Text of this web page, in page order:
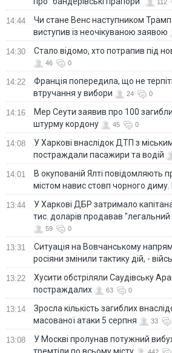
112
14:44
Чи стане Венс наступником
виступив із неочікуваною заявою
14:30 Стало відомо, хто потрапив під
46 0
14:22
Франція попередила, що не
втручання у вибори
24 0
14:16
Мер Сеути заявив про 100
штурму кордону
45 0
14:08
У Харкові внаслідок ДТП з
постраждали пасажири та водій
14:01
В окупованій Ялті повідомляють
містом навис стовп чорного
13:44
У Харкові ДБР затримало
тис. доларів продавав "легальний
59 0
13:31
Ситуація на Вовчанському
росіяни змінили тактику дій, -
13:22
Хусити обстріляли Саудівську
постраждалих
63 0
13:14
Зросла кількість загиблих
масованої атаки 5 серпня
33
13:08
У Москві пролунав потужний